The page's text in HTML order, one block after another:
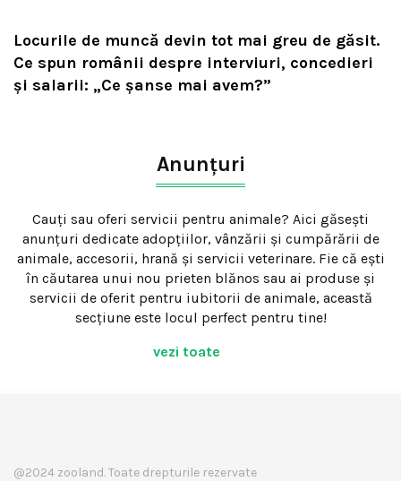
Locurile de muncă devin tot mai greu de găsit.
Ce spun românii despre interviuri, concedieri
și salarii: „Ce șanse mai avem?”
Anunțuri
Cauți sau oferi servicii pentru animale? Aici găsești
anunțuri dedicate adopțiilor, vânzării și cumpărării de
animale, accesorii, hrană și servicii veterinare. Fie că ești
în căutarea unui nou prieten blănos sau ai produse și
servicii de oferit pentru iubitorii de animale, această
secțiune este locul perfect pentru tine!
vezi toate
@2024 zooland. Toate drepturile rezervate